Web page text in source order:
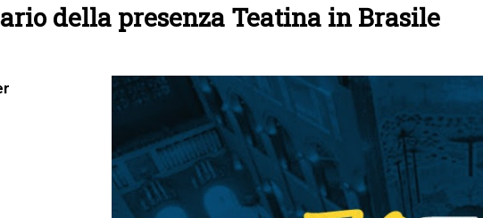
della presenza Teatina in Brasile